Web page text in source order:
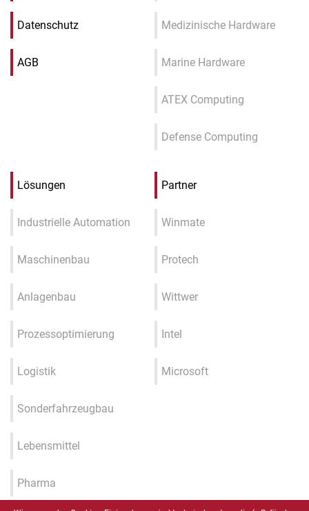
Datenschutz
AGB
Medizinische Hardware
Marine Hardware
ATEX Computing
Defense Computing
Lösungen
Industrielle Automation
Maschinenbau
Anlagenbau
Prozessoptimierung
Logistik
Sonderfahrzeugbau
Lebensmittel
Pharma
Partner
Winmate
Protech
Wittwer
Intel
Microsoft